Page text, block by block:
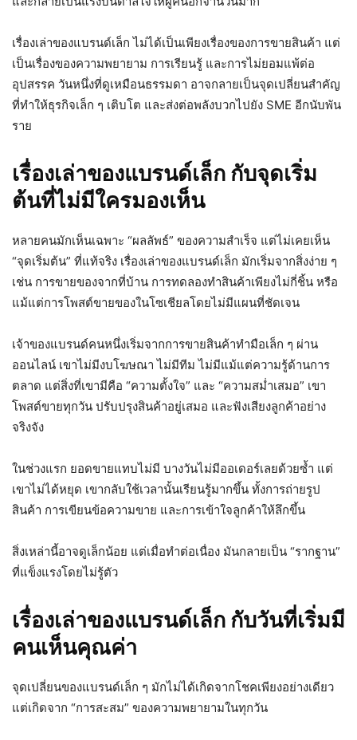
เรื่องเล่าของแบรนด์เล็ก ไม่ได้เป็นเพียงเรื่องของการขายสินค้า แต่
เป็นเรื่องของความพยายาม การเรียนรู้ และการไม่ยอมแพ้ต่อ
อุปสรรค วันหนึ่งที่ดูเหมือนธรรมดา อาจกลายเป็นจุดเปลี่ยนสำคัญ
ที่ทำให้ธุรกิจเล็ก ๆ เติบโต และส่งต่อพลังบวกไปยัง SME อีกนับพัน
ราย
เรื่องเล่าของแบรนด์เล็ก กับจุดเริ่ม
ต้นที่ไม่มีใครมองเห็น
หลายคนมักเห็นเฉพาะ “ผลลัพธ์” ของความสำเร็จ แต่ไม่เคยเห็น
“จุดเริ่มต้น” ที่แท้จริง เรื่องเล่าของแบรนด์เล็ก มักเริ่มจากสิ่งง่าย ๆ
เช่น การขายของจากที่บ้าน การทดลองทำสินค้าเพียงไม่กี่ชิ้น หรือ
แม้แต่การโพสต์ขายของในโซเชียลโดยไม่มีแผนที่ชัดเจน
เจ้าของแบรนด์คนหนึ่งเริ่มจากการขายสินค้าทำมือเล็ก ๆ ผ่าน
ออนไลน์ เขาไม่มีงบโฆษณา ไม่มีทีม ไม่มีแม้แต่ความรู้ด้านการ
ตลาด แต่สิ่งที่เขามีคือ “ความตั้งใจ” และ “ความสม่ำเสมอ” เขา
โพสต์ขายทุกวัน ปรับปรุงสินค้าอยู่เสมอ และฟังเสียงลูกค้าอย่าง
จริงจัง
ในช่วงแรก ยอดขายแทบไม่มี บางวันไม่มีออเดอร์เลยด้วยซ้ำ แต่
เขาไม่ได้หยุด เขากลับใช้เวลานั้นเรียนรู้มากขึ้น ทั้งการถ่ายรูป
สินค้า การเขียนข้อความขาย และการเข้าใจลูกค้าให้ลึกขึ้น
สิ่งเหล่านี้อาจดูเล็กน้อย แต่เมื่อทำต่อเนื่อง มันกลายเป็น “รากฐาน”
ที่แข็งแรงโดยไม่รู้ตัว
เรื่องเล่าของแบรนด์เล็ก กับวันที่เริ่มมี
คนเห็นคุณค่า
จุดเปลี่ยนของแบรนด์เล็ก ๆ มักไม่ได้เกิดจากโชคเพียงอย่างเดียว
แต่เกิดจาก “การสะสม” ของความพยายามในทุกวัน